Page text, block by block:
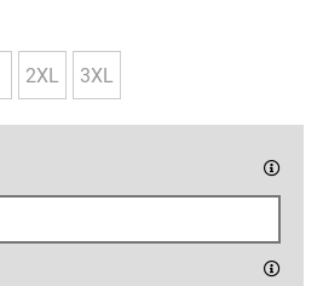
2XL 3XL